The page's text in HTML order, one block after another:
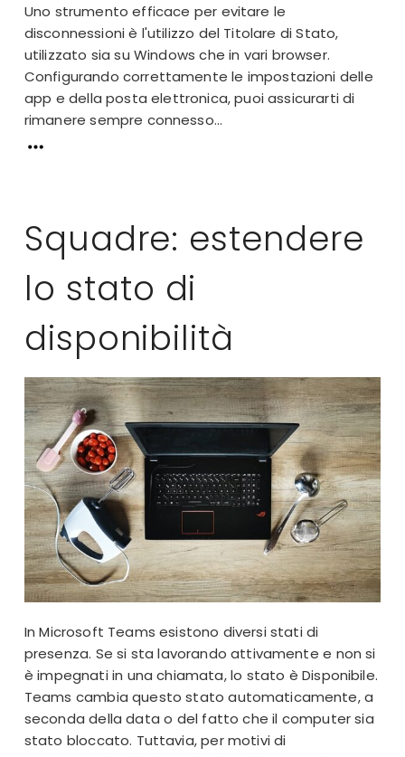
Uno strumento efficace per evitare le
disconnessioni è l'utilizzo del Titolare di Stato,
utilizzato sia su Windows che in vari browser.
Configurando correttamente le impostazioni delle
app e della posta elettronica, puoi assicurarti di
rimanere sempre connesso...
Squadre: estendere
lo stato di
disponibilità
In Microsoft Teams esistono diversi stati di
presenza. Se si sta lavorando attivamente e non si
è impegnati in una chiamata, lo stato è Disponibile.
Teams cambia questo stato automaticamente, a
seconda della data o del fatto che il computer sia
stato bloccato. Tuttavia, per motivi di